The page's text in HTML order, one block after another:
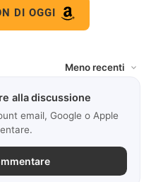
DI OGGI
alla discussione
email, Google o Apple